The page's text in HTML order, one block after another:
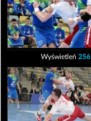
Wyświetleń 256